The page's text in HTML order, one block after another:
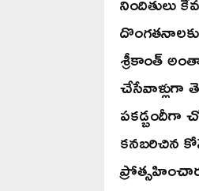
శ్రీకాంత్
చేసేవాళ్లుగా
పకడ్బందీగా
కనబరిచిన